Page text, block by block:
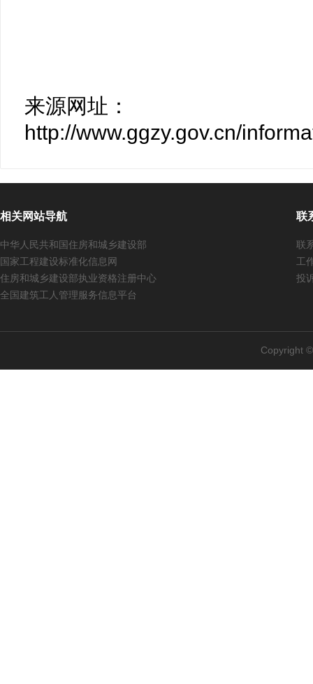
来源网址：
http://www.ggzy.gov.cn/
相关网站导航
中华人民共和国住房和城乡建设部
国家工程建设标准化信息网
住房和城乡建设部执业资格注册中心
全国建筑工人管理服务信息平台
联
联
工
投
Copyright